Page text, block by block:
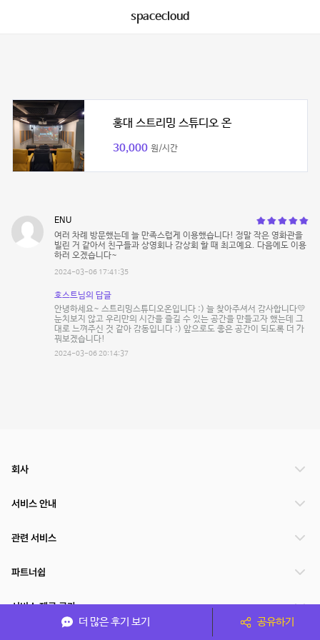
spacecloud
홍대 스트리밍 스튜디오 온
30,000 원/시간
ENU
여러 차례 방문했는데 늘 만족스럽게 이용했습니다! 정말 작은 영화관을
빌린 거 같아서 친구들과 상영회나 감상회 할 때 최고예요‪. 다음에도 이용
하러 오겠습니다~
2024-03-06 17:41:35
호스트님의 답글
안녕하세요~ 스트리밍스튜디오온입니다 :) 늘 찾아주셔서 감사합니다💛
눈치보지 않고 우리만의 시간을 즐길 수 있는 공간을 만들고자 했는데 그
대로 느껴주신 것 같아 감동입니다 :) 앞으로도 좋은 공간이 되도록 더 가
꿔보겠습니다!
2024-03-06 20:14:37
더 많은 후기 보기 공유하기
회사
서비스 안내
관련 서비스
파트너쉽
서비스 제공 국가